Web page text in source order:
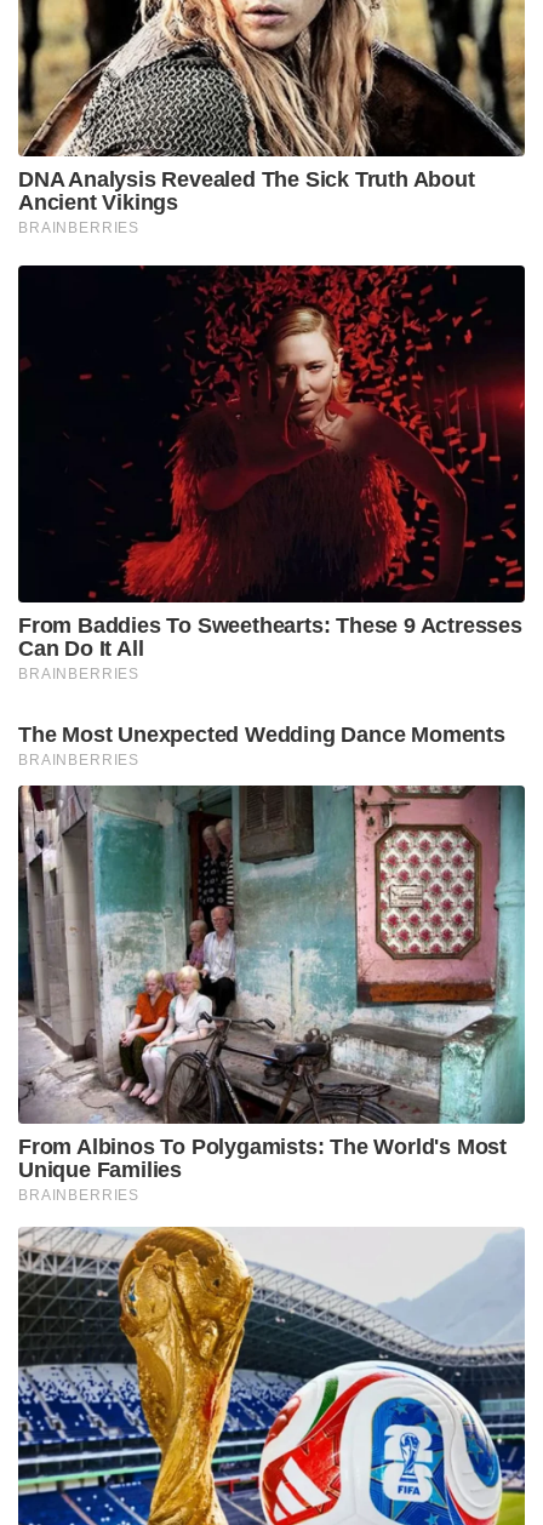
DNA Analysis Revealed The Sick Truth About
Ancient Vikings
BRAINBERRIES
From Baddies To Sweethearts: These 9 Actresses
Can Do It All
BRAINBERRIES
The Most Unexpected Wedding Dance Moments
BRAINBERRIES
From Albinos To Polygamists: The World's Most
Unique Families
BRAINBERRIES